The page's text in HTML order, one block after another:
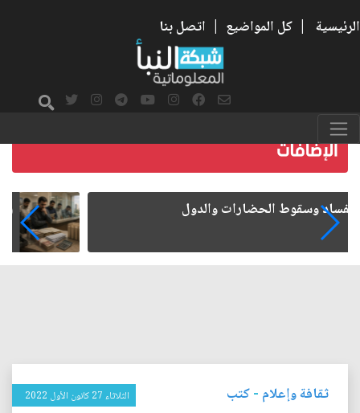
الرئيسية | كل المواضيع | اتصل بنا
رواتب الموظفين على صفيح ساخن
ثقافة وإعلام -كتب الثلاثاء 27 كانون الأول 2022